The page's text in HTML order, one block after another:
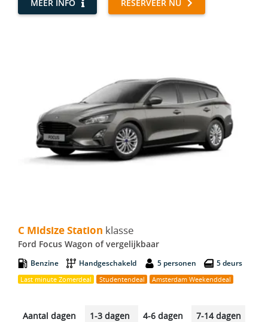
MEER INFO RESERVEER NU
C Midsize Station klasse
Ford Focus Wagon of vergelijkbaar
Benzine Handgeschakeld 5 personen 5 deurs
Last minute Zomerdeal Studentendeal Amsterdam Weekenddeal
Aantal dagen 1-3 dagen 4-6 dagen 7-14 dagen